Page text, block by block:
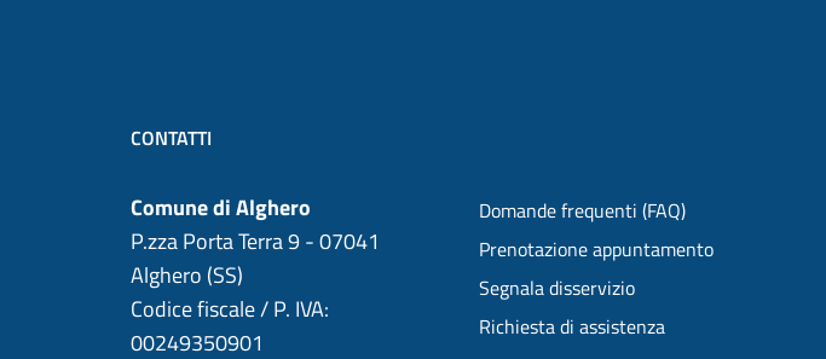
CONTATTI
Comune di Alghero
P.zza Porta Terra 9 - 07041
Alghero (SS)
Codice fiscale / P. IVA:
00249350901
Domande frequenti (FAQ)
Prenotazione appuntamento
Segnala disservizio
Richiesta di assistenza